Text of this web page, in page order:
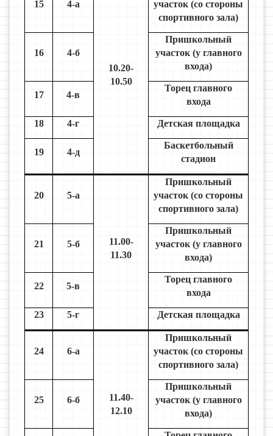
15 4-а
10.20-
10.50
участок (со стороны
спортивного зала)
16 4-б
Пришкольный
участок (у главного
входа)
17 4-в
Торец главного
входа
18 4-г Детская площадка
19 4-д
Баскетбольный
стадион
20 5-а
11.00-
11.30
Пришкольный
участок (со стороны
спортивного зала)
21 5-б
Пришкольный
участок (у главного
входа)
22 5-в
Торец главного
входа
23 5-г Детская площадка
24 6-а
11.40-
12.10
Пришкольный
участок (со стороны
спортивного зала)
25 6-б
Пришкольный
участок (у главного
входа)